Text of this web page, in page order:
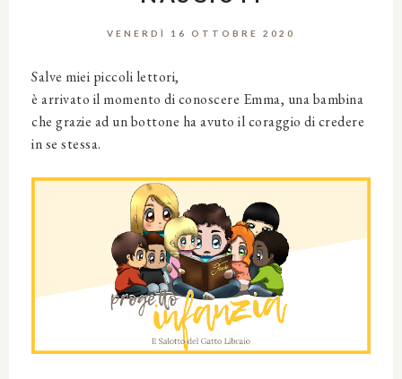
VENERDÌ 16 OTTOBRE 2020
Salve miei piccoli lettori,
è arrivato il momento di conoscere Emma, una bambina
che grazie ad un bottone ha avuto il coraggio di credere
in se stessa.